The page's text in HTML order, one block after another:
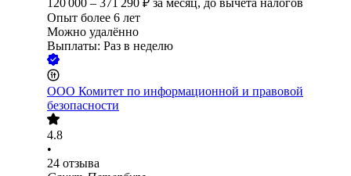
120 000 – 371 290 ₽ за месяц, до вычета налогов
Опыт более 6 лет
Можно удалённо
Выплаты: Раз в неделю
ООО Комитет по информационной и правовой
безопасности
4.8
•
24 отзыва